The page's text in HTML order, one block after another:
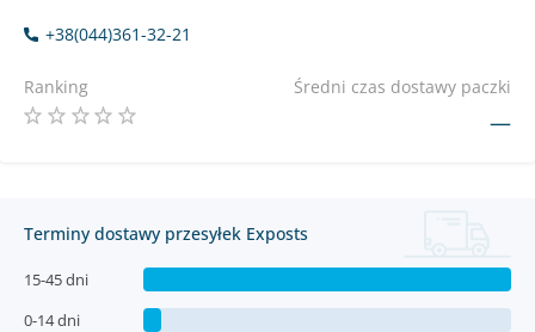
+38(044)361-32-21
Ranking Średni czas dostawy paczki
—
Terminy dostawy przesyłek Exposts
15-45 dni
0-14 dni